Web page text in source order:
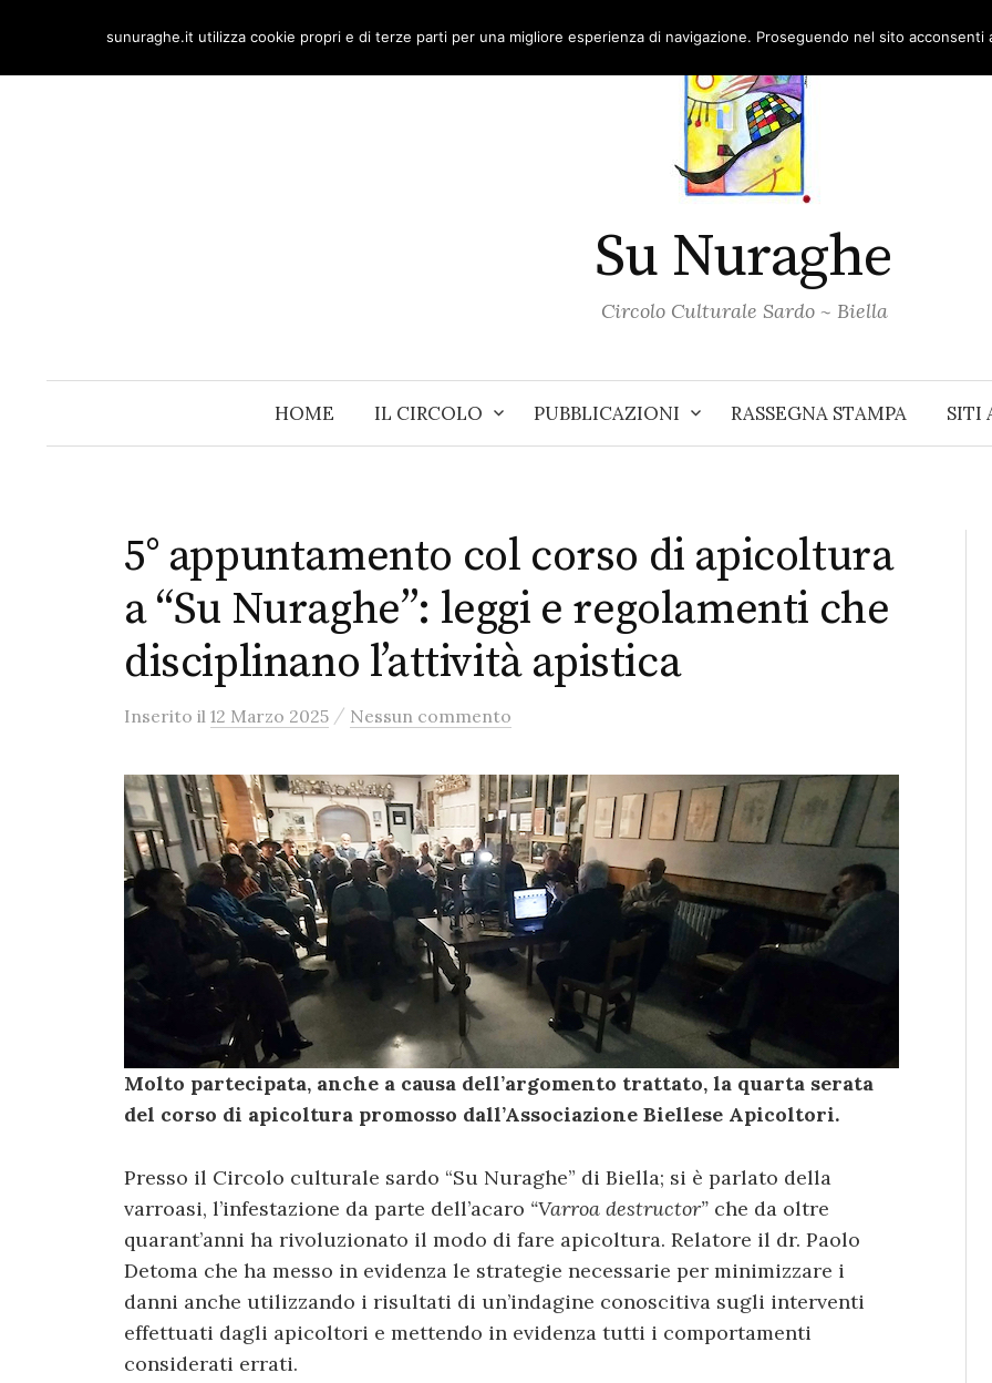
content
Su Nuraghe
Circolo Culturale Sardo ~ Biella
HOME IL CIRCOLO PUBBLICAZIONI RASSEGNA STAMPA SITI
5° appuntamento col corso di apicoltura
a “Su Nuraghe”: leggi e regolamenti che
disciplinano l’attività apistica
Inserito il 12 Marzo 2025 / Nessun commento
Molto partecipata, anche a causa dell’argomento trattato, la quarta serata
del corso di apicoltura promosso dall’Associazione Biellese Apicoltori.
Presso il Circolo culturale sardo “Su Nuraghe” di Biella; si è parlato della
varroasi, l’infestazione da parte dell’acaro “Varroa destructor” che da oltre
quarant’anni ha rivoluzionato il modo di fare apicoltura. Relatore il dr. Paolo
Detoma che ha messo in evidenza le strategie necessarie per minimizzare i
danni anche utilizzando i risultati di un’indagine conoscitiva sugli interventi
effettuati dagli apicoltori e mettendo in evidenza tutti i comportamenti
considerati errati.
sunuraghe.it utilizza cookie propri e di terze parti per una migliore esperienza di navigazione. Proseguendo nel sito acconsenti